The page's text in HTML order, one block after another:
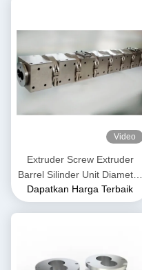
Video
Extruder Screw Extruder
Barrel Silinder Unit Diameter
50mm hingga 300mm
Panjang 3500mm
Dapatkan Harga Terbaik